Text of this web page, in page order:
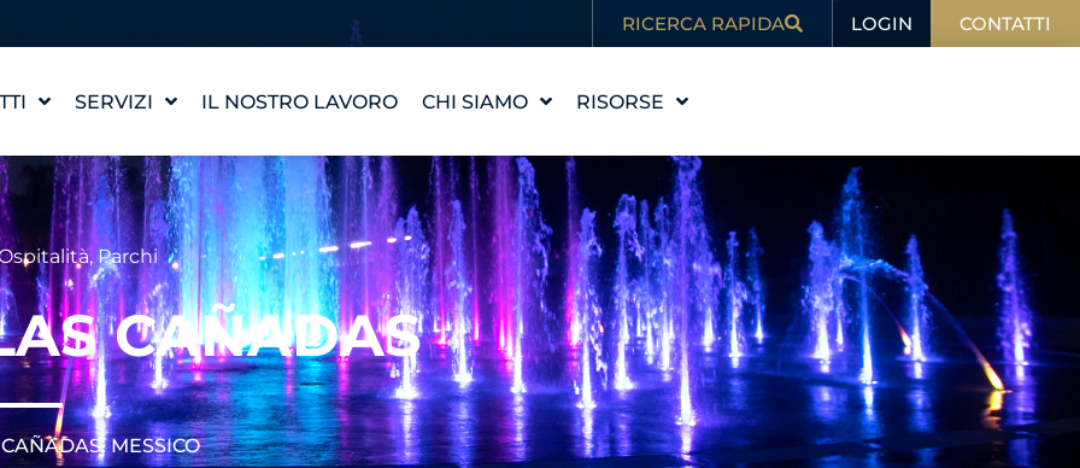
RICERCA RAPIDA LOGIN CONTATTI
SERVIZI
PROGETTAZIONE DI
UN'OPERA D'ACQUA
WATERLAB™
ASSISTENZA TECNICA E
AI PRODOTTI
IL NOSTRO LAVORO CHI SIAMO
LA NOSTRA STORIA
I NOSTRI VALORI
INCONTRARE IL TEAM
CARRIERA
RISORSE
ISTRUZIONE
BLOG
NELLE NOTIZIE
,Parchi
CAÑADAS
MESSICO